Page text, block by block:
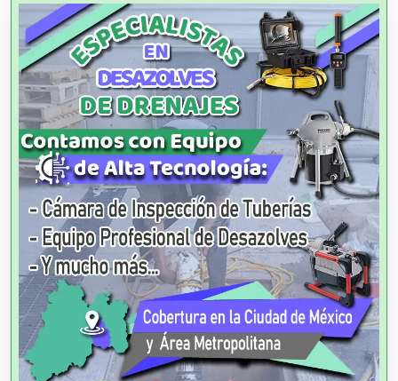
Albercas
Alimentos
Almacenaje
Alquiler de Autos
Alquiler de Equipos para Fiestas
Alquiler de Sillas y Mesas